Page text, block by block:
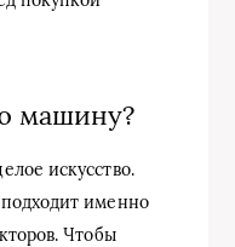
машину?
искусство.
именно
Чтобы